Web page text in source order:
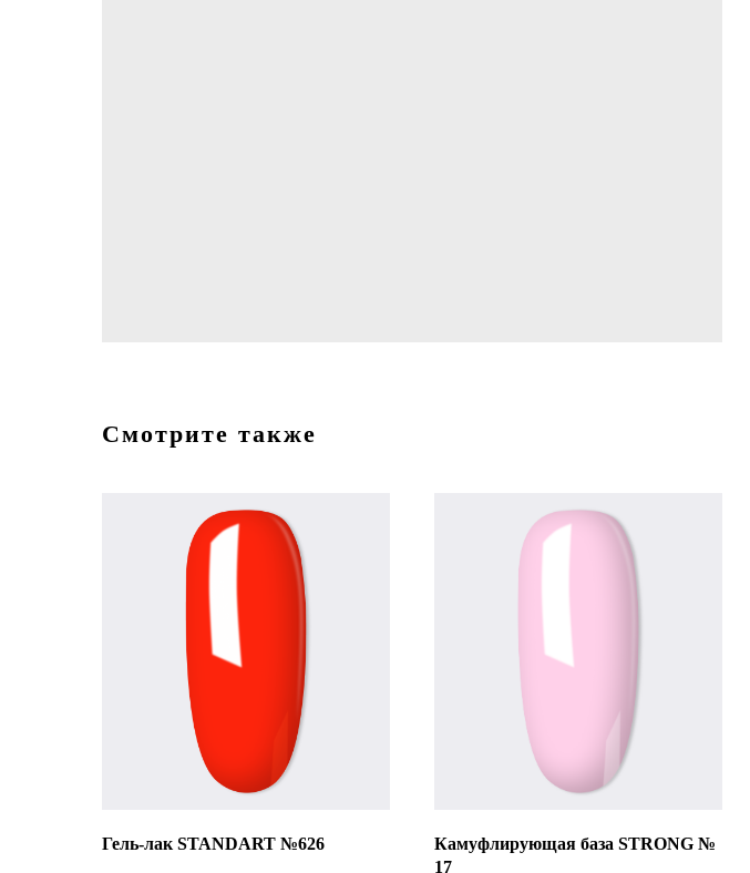
Смотрите также
Гель-лак STANDART №626
Камуфлирующая база STRONG №
17